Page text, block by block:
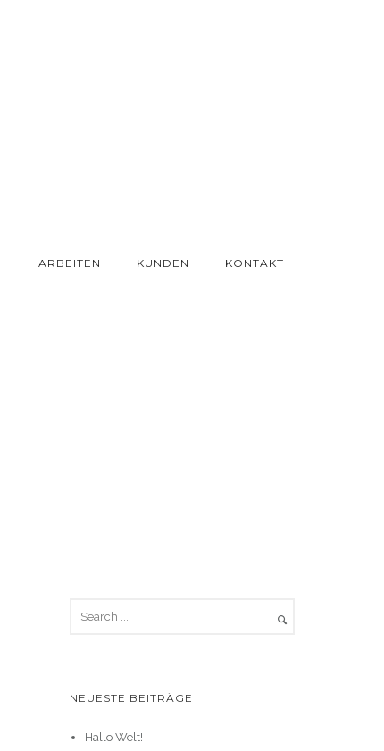
ARBEITEN KUNDEN KONTAKT
NEUESTE BEITRÄGE
Hallo Welt!